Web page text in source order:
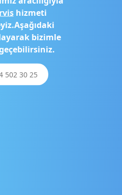
hizmeti
bizimle
502 30 25